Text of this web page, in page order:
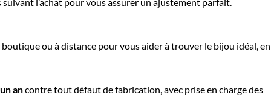
ou à distance pour vous aider à trouver le bijou idéal, en
ancontre tout défaut de fabrication, avec prise en charge des